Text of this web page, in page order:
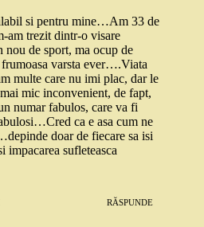
si pentru mine…Am 33 de
am trezit dintr-o visare
de sport, ma ocup de
varsta ever….Viata
multe care nu imi plac, dar le
mic inconvenient, de fapt,
numar fabulos, care va fi
ca e asa cum ne
doar de fiecare sa isi
impacarea sufleteasca
RĂSPUNDE